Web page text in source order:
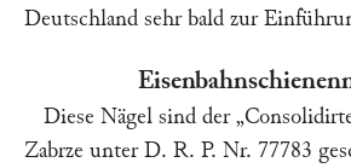
Deutschland sehr bald zur
Diese Nägel sind der
Zabrze unter D. R. P. Nr. 77783